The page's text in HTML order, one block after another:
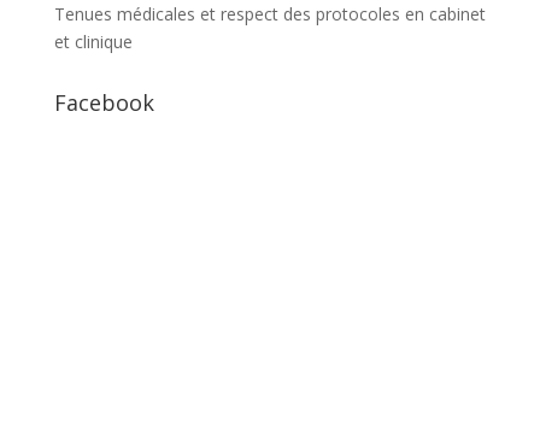
Tenues médicales et respect des protocoles en cabinet
et clinique
Facebook